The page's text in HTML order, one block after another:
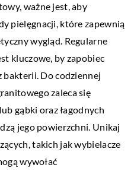
ważne jest, aby
pielęgnacji, które zapewnią
wygląd. Regularne
kluczowe, by zapobiec
bakterii. Do codziennej
zaleca się
gąbki oraz łagodnych
jego powierzchni. Unikaj
takich jak wybielacze
wywołać